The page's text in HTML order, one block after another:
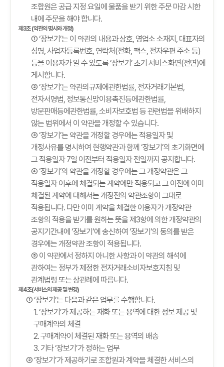
조합원은 공급 지정 요일에 물품을 받기 위한 주문 마감 시한
내에 주문을 해야 합니다.
제3조 (약관의 명시와 개정)
① ‘장보기’는 이 약관의 내용과 상호, 영업소 소재지, 대표자의
성명, 사업자등록번호, 연락처(전화, 팩스, 전자우편 주소 등)
등을 이용자가 알 수 있도록 ‘장보기’ 초기 서비스화면(전면)에
게시합니다.
② ‘장보기’는 약관의규제에관한법률, 전자거래기본법,
전자서명법, 정보통신망이용촉진등에관한법률,
방문판매등에관한법률, 소비자보호법 등 관련법을 위배하지
않는 범위에서 이 약관을 개정할 수 있습니다.
③ ‘장보기’는 약관을 개정할 경우에는 적용일자 및
개정사유를 명시하여 현행약관과 함께 ‘장보기’의 초기화면에
그 적용일자 7일 이전부터 적용일자 전일까지 공지합니다.
④ ‘장보기’의 약관을 개정할 경우에는 그 개정약관은 그
적용일자 이후에 체결되는 계약에만 적용되고 그 이전에 이미
체결된 계약에 대해서는 개정전의 약관조항이 그대로
적용됩니다. 다만 이미 계약을 체결한 이용자가 개정약관
조항의 적용을 받기를 원하는 뜻을 제3항에 의한 개정약관의
공지기간내에 ‘장보기’에 송신하여 ‘장보기’의 동의를 받은
경우에는 개정약관 조항이 적용됩니다.
⑤ 이 약관에서 정하지 아니한 사항과 이 약관의 해석에
관하여는 정부가 제정한 전자거래소비자보호지침 및
관계법령 또는 상관례에 따릅니다.
제4조(서비스의 제공 및 변경)
① ‘장보기’는 다음과 같은 업무를 수행합니다.
1. ‘장보기’가 제공하는 재화 또는 용역에 대한 정보 제공 및
구매계약의 체결
2. 구매계약이 체결된 재화 또는 용역의 배송
3. 기타 ‘장보기’가 정하는 업무
② ‘장보기’가 제공하기로 조합원과 계약을 체결한 서비스의